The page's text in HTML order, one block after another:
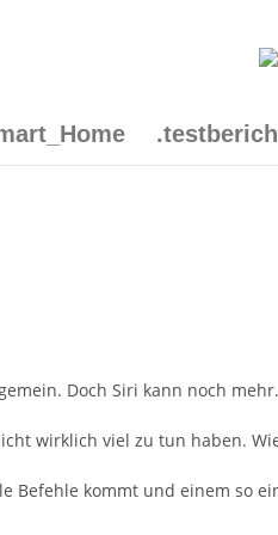
Doch Siri kann noch
wirklich viel zu tun haben.
Befehle kommt und einem so